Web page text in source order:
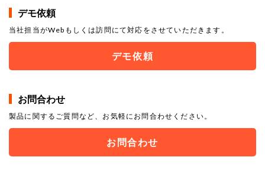
デモ依頼
当社担当がWebもしくは訪問にて対応をさせていただきます。
デモ依頼
お問合わせ
製品に関するご質問など、お気軽にお問合わせください。
お問合わせ